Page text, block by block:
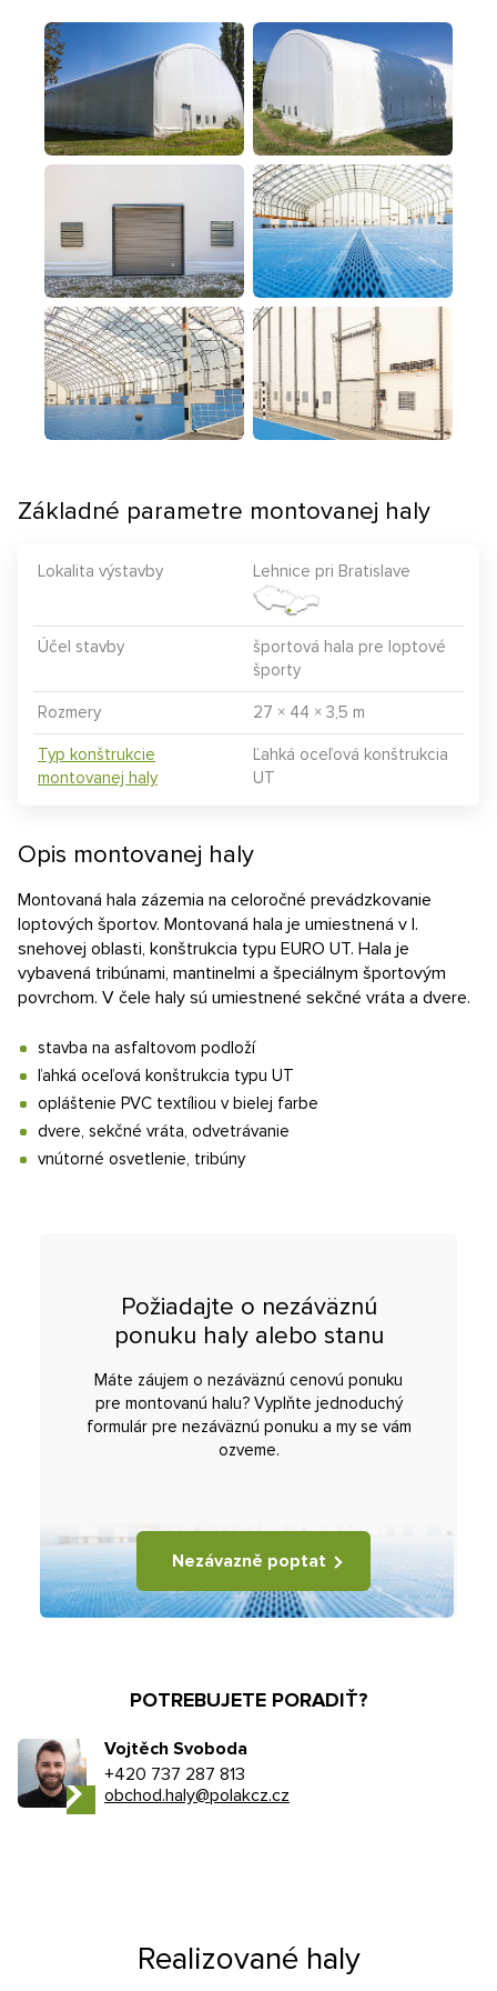
Základné parametre montovanej haly
Lokalita výstavby Lehnice pri Bratislave
Účel stavby
športová hala pre loptové
športy
Rozmery 27 × 44 × 3,5 m
Typ konštrukcie
montovanej haly
Ľahká oceľová konštrukcia
UT
Opis montovanej haly
Montovaná hala zázemia na celoročné prevádzkovanie
loptových športov. Montovaná hala je umiestnená v I.
snehovej oblasti, konštrukcia typu EURO UT. Hala je
vybavená tribúnami, mantinelmi a špeciálnym športovým
povrchom. V čele haly sú umiestnené sekčné vráta a dvere.
stavba na asfaltovom podloží
ľahká oceľová konštrukcia typu UT
opláštenie PVC textíliou v bielej farbe
dvere, sekčné vráta, odvetrávanie
vnútorné osvetlenie, tribúny
Požiadajte o nezáväznú
ponuku haly alebo stanu
Máte záujem o nezáväznú cenovú ponuku
pre montovanú halu? Vyplňte jednoduchý
formulár pre nezáväznú ponuku a my se vám
ozveme.
Nezávazně poptat
POTREBUJETE PORADIŤ?
Vojtěch Svoboda
+420 737 287 813
obchod.haly@polakcz.cz
Realizované haly